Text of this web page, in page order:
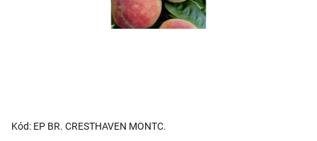
Kód: EP BR. CRESTHAVEN MONTC.